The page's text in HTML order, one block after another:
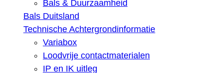
Bals & Duurzaamheid
Bals Duitsland
Technische Achtergrondinformatie
Variabox
Loodvrije contactmaterialen
IP en IK uitleg